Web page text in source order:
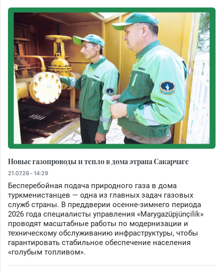
Новые газопроводы и тепло в дома этрапа Сакарчаге
21.07.26 - 14:29
Бесперебойная подача природного газа в дома
туркменистанцев — одна из главных задач газовых
служб страны. В преддверии осенне-зимнего периода
2026 года специалисты управления «Marygazüpjünçilik»
проводят масштабные работы по модернизации и
техническому обслуживанию инфраструктуры, чтобы
гарантировать стабильное обеспечение населения
«голубым топливом».